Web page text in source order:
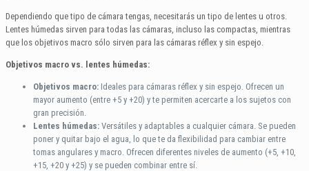
Dependiendo que tipo de cámara tengas, necesitarás un tipo de lentes u otros.
Lentes húmedas sirven para todas las cámaras, incluso las compactas, mientras
que los objetivos macro sólo sirven para las cámaras réflex y sin espejo.
Objetivos macro vs. lentes húmedas:
Objetivos macro: Ideales para cámaras réflex y sin espejo. Ofrecen un
mayor aumento (entre +5 y +20) y te permiten acercarte a los sujetos con
gran precisión.
Lentes húmedas: Versátiles y adaptables a cualquier cámara. Se pueden
poner y quitar bajo el agua, lo que te da flexibilidad para cambiar entre
tomas angulares y macro. Ofrecen diferentes niveles de aumento (+5, +10,
+15, +20 y +25) y se pueden combinar entre sí.